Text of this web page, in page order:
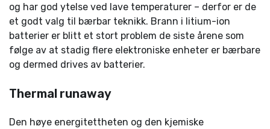
og har god ytelse ved lave temperaturer – derfor er de
et godt valg til bærbar teknikk. Brann i litium-ion
batterier er blitt et stort problem de siste årene som
følge av at stadig flere elektroniske enheter er bærbare
og dermed drives av batterier.
Thermal runaway
Den høye energitettheten og den kjemiske